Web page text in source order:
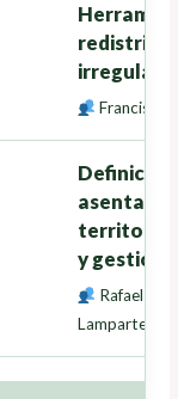
Francisco
territorial
y gestión
Rafael
Lamparte